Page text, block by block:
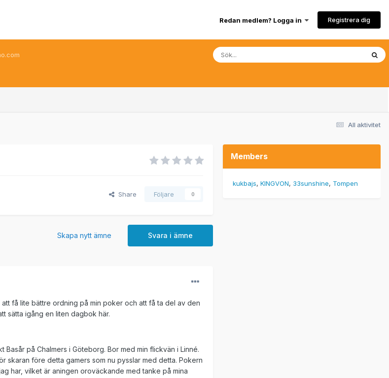
Redan medlem? Logga in Registrera dig
All aktivitet
Share Följare 0
Svara i ämne
Skapa nytt ämne
få lite bättre ordning på min poker och att få ta del av den
sätta igång en liten dagbok här.
på Chalmers i Göteborg. Bor med min flickvän i Linné.
skaran före detta gamers som nu pysslar med detta. Pokern
har, vilket är aningen oroväckande med tanke på mina
Members
kukbajs KINGVON 33sunshine Tompen